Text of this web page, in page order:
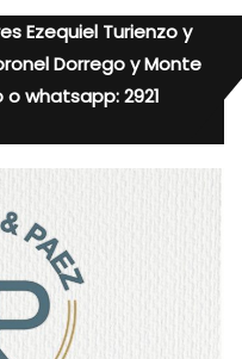
Ezequiel Turienzo y
Dorrego y Monte
whatsapp: 2921